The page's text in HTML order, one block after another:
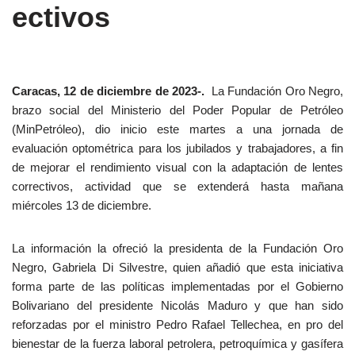
ectivos
Caracas, 12 de diciembre de 2023-. La Fundación Oro Negro,
brazo social del Ministerio del Poder Popular de Petróleo
(MinPetróleo), dio inicio este martes a una jornada de
evaluación optométrica para los jubilados y trabajadores, a fin
de mejorar el rendimiento visual con la adaptación de lentes
correctivos, actividad que se extenderá hasta mañana
miércoles 13 de diciembre.
La información la ofreció la presidenta de la Fundación Oro
Negro, Gabriela Di Silvestre, quien añadió que esta iniciativa
forma parte de las políticas implementadas por el Gobierno
Bolivariano del presidente Nicolás Maduro y que han sido
reforzadas por el ministro Pedro Rafael Tellechea, en pro del
bienestar de la fuerza laboral petrolera, petroquímica y gasífera